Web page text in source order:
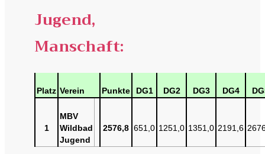
Jugend,
Manschaft:
Platz Verein Punkte DG1 DG2 DG3 DG4
1
MBV
Wildbad
Jugend
2576,8 651,0 1251,0 1351,0 2191,6